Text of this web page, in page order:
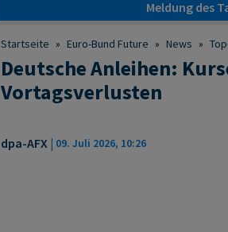
Meldung des
Startseite » Euro-Bund Future » News »
Deutsche Anleihen:
Vortagsverlusten
dpa-AFX | 09. Juli 2026, 10:26